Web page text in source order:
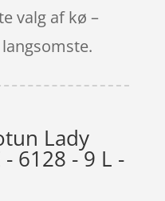
valg af kø –
Lady
- 6128 - 9 L -